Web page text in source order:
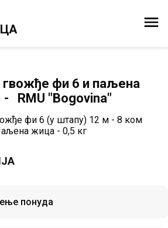
гвожђе фи 6 и паљена
RMU "Bogovina"
фи 6 (у штапу) 12 м - 8 ком
жица - 0,5 кг
понуда